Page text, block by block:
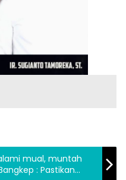
mual, muntah
: Pastikan